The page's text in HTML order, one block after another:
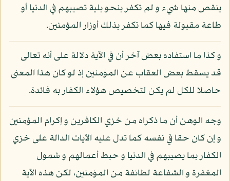
ينقص منها شيء و لم تكفر بنحو بلية تصيبهم في الدنيا أو
طاعة مقبولة فيها كما تكفر بذلك أوزار المؤمنين.
و كذا ما استفاده بعض آخر أن في الآية دلالة على أنه تعالى
قد يسقط بعض العقاب عن المؤمنين إذ لو كان هذا المعنى
حاصلا للكل لم يكن لتخصيص هؤلاء الكفار به فائدة.
وجه الوهن أن ما ذكراه من خزي الكافرين و إكرام المؤمنين
و إن كان حقا في نفسه كما تدل عليه الآيات الدالة على خزي
الكفار بما يصيبهم في الدنيا و حبط أعمالهم و شمول
المغفرة و الشفاعة لطائفة من المؤمنين، لكن هذه الآية